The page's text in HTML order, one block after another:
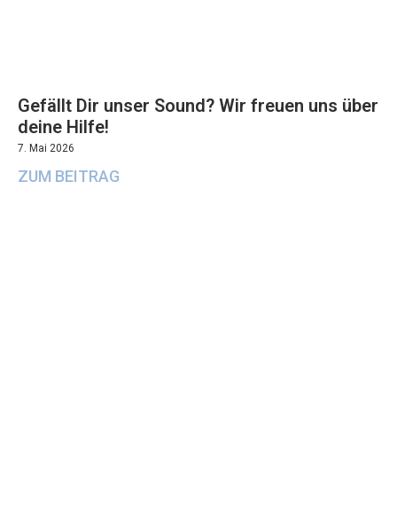
Gefällt Dir unser Sound? Wir freuen uns über
deine Hilfe!
7. Mai 2026
ZUM BEITRAG